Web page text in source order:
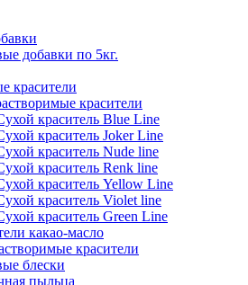
добавки по 5кг.
красители
красители
краситель Blue Line
краситель Joker Line
краситель Nude line
краситель Renk line
краситель Yellow Line
краситель Violet line
краситель Green Line
какао-масло
красители
блески
пыльца